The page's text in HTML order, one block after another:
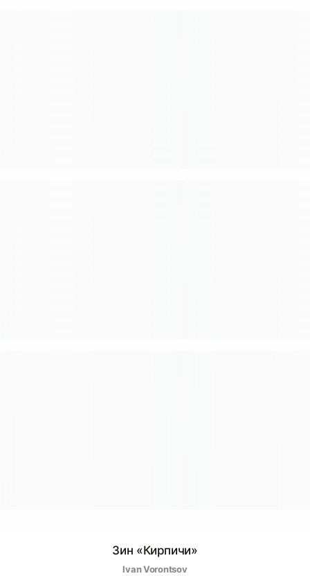
Зин «Кирпичи»
Ivan Vorontsov